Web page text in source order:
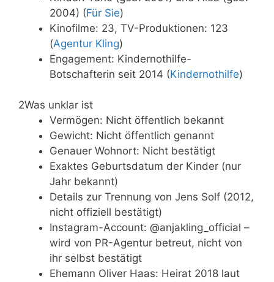
2004) (Für Sie)
Kinofilme: 23, TV-Produktionen: 123
(Agentur Kling)
Engagement: Kindernothilfe-
Botschafterin seit 2014 (Kindernothilfe)
2Was unklar ist
Vermögen: Nicht öffentlich bekannt
Gewicht: Nicht öffentlich genannt
Genauer Wohnort: Nicht bestätigt
Exaktes Geburtsdatum der Kinder (nur
Jahr bekannt)
Details zur Trennung von Jens Solf (2012,
nicht offiziell bestätigt)
Instagram-Account: @anjakling_official –
wird von PR-Agentur betreut, nicht von
ihr selbst bestätigt
Ehemann Oliver Haas: Heirat 2018 laut